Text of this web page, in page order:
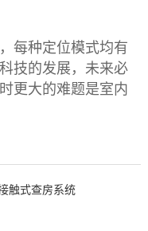
每种定位模式均有
技的发展，未来必
更大的难题是室内
触式查房系统